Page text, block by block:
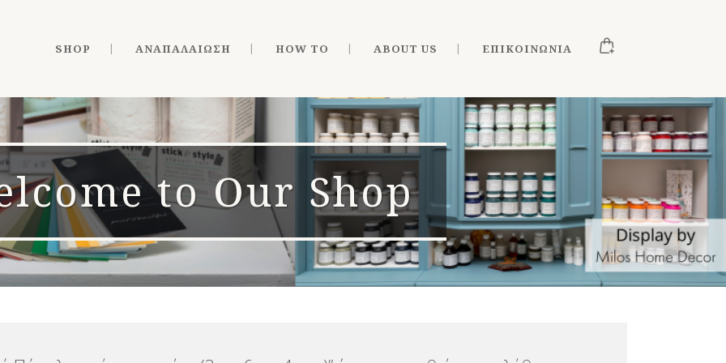
SHOP ΑΝΑΠΑΛΑΊΩΣΗ HOW TO ABOUT US ΕΠΙΚΟΙΝΩΝΊΑ
to Our Shop